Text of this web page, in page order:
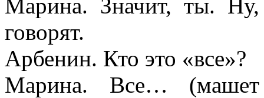
Марина. Значит, ты.
говорят.
Арбенин. Кто это «все»?
Марина. Все… (машет